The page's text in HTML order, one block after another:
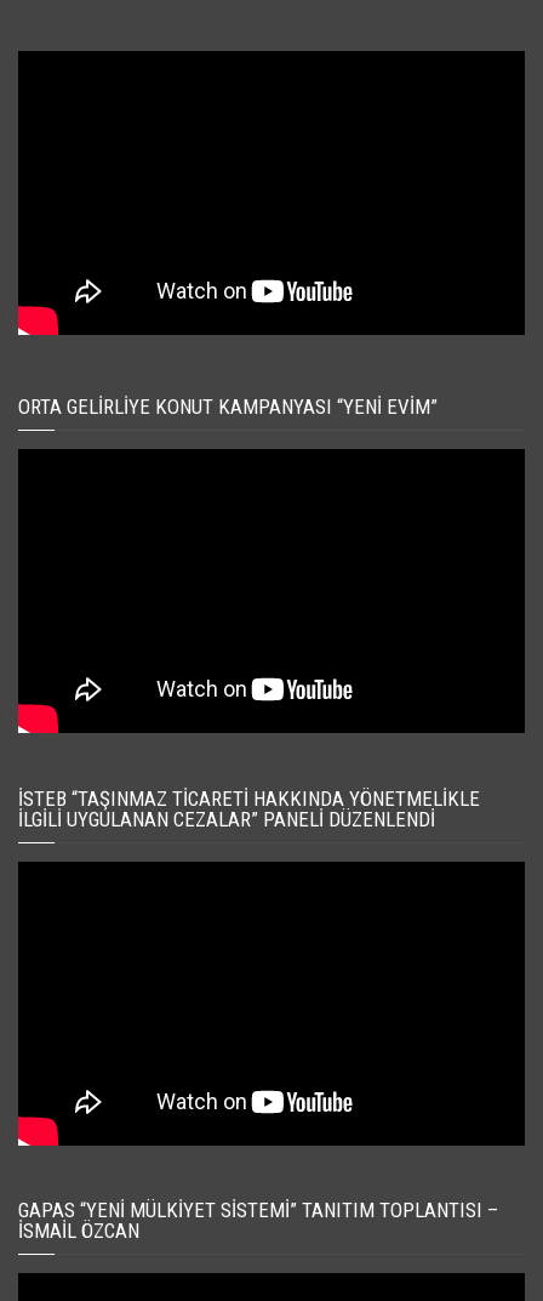
ORTA GELIRLIYE KONUT KAMPANYASI “YENI EVIM”
İSTEB “TAŞINMAZ TICARETI HAKKINDA YÖNETMELIKLE
İLGILI UYGULANAN CEZALAR” PANELI DÜZENLENDI
GAPAS “YENI MÜLKIYET SISTEMI” TANITIM TOPLANTISI –
İSMAIL ÖZCAN